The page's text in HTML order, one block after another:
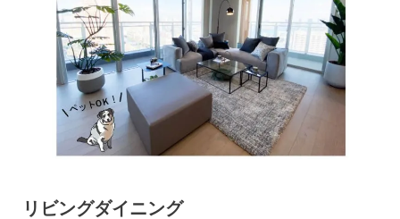
リビングダイニング